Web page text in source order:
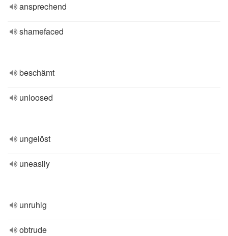
ansprechend
shamefaced
beschämt
unloosed
ungelöst
uneasily
unruhig
obtrude